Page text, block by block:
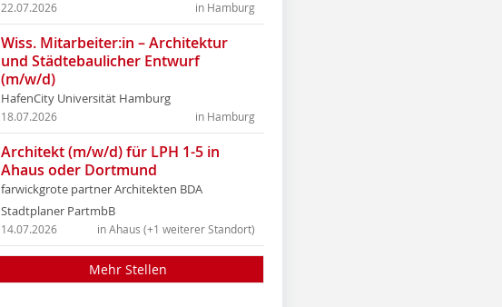
in Hamburg
22.07.2026
Wiss. Mitarbeiter:in – Architektur
und Städtebaulicher Entwurf
(m/w/d)
HafenCity Universität Hamburg
in Hamburg
18.07.2026
Architekt (m/w/d) für LPH 1-5 in
Ahaus oder Dortmund
farwickgrote partner Architekten BDA
Stadtplaner PartmbB
in Ahaus (+1 weiterer Standort)
14.07.2026
Mehr Stellen